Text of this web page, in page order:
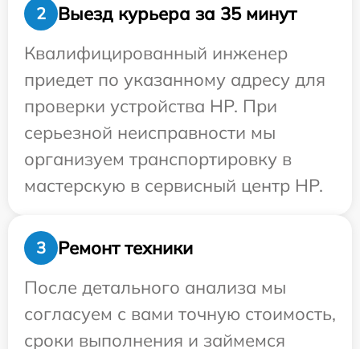
2
Выезд курьера за 35 минут
Квалифицированный инженер
приедет по указанному адресу для
проверки устройства HP. При
серьезной неисправности мы
организуем транспортировку в
мастерскую в сервисный центр HP.
3
Ремонт техники
После детального анализа мы
согласуем с вами точную стоимость,
сроки выполнения и займемся